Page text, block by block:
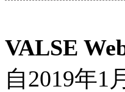
VALSE
自2019年1